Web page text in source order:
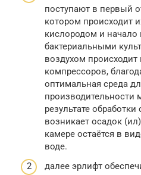
поступают в первый
котором происходит
кислородом и начало
бактериальными
воздухом
компрессоров,
оптимальная среда
производительности
результате
возникает осадок
камере остаётся в
воде.
далее эрлифт